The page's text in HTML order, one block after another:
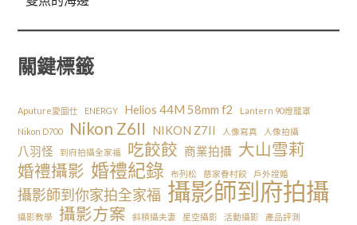
關鍵標籤
Aputure愛圖仕 ENERGY Helios 44M 58mm f2
Lantern 90燈籠罩
Nikon D700
Nikon Z6II NIKON Z7II 人像寫真 人像拍攝
八羽怪 到府拍攝全家福 吃餃餃 商業拍攝 大山雪莉
婚禮攝影 婚禮紀錄 布列松 慈家眷村餃 戶外證婚
攝影師到你家拍全家福 攝影師到府拍攝
攝影教學 攝影方案 斜槓攝夫妻 星空攝影 活動攝影 產品評測